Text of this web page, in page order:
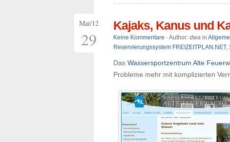
Mai/12
29
Kajaks, Kanus und
Keine Kommentare · Author: dwa in
Reservierungssystem FREIZEITPLAN.NET,
Das Wassersportzentrum Alte
Probleme mehr mit komplizierten